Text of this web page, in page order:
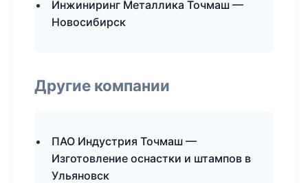
Инжиниринг Металлика Точмаш —
Новосибирск
Другие компании
ПАО Индустрия Точмаш —
Изготовление оснастки и штампов в
Ульяновск